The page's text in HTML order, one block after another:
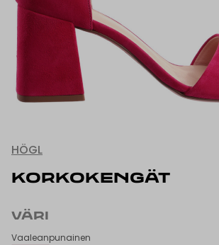
HÖGL
KORKOKENGÄT
VÄRI
Vaaleanpunainen